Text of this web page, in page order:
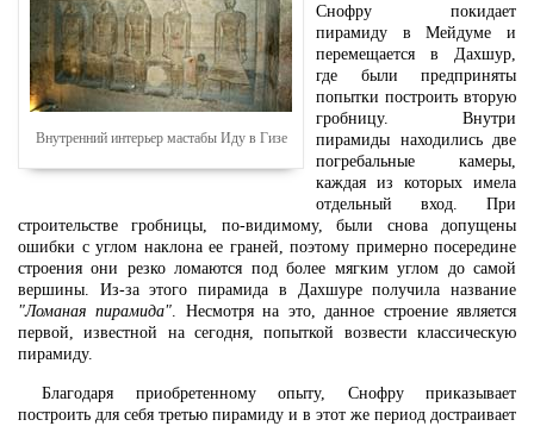
Внутренний интерьер мастабы Иду в Гизе
Снофру покидает
пирамиду в Мейдуме и
перемещается в Дахшур,
где были предприняты
попытки построить вторую
гробницу. Внутри
пирамиды находились две
погребальные камеры,
каждая из которых имела
отдельный вход. При
строительстве гробницы, по-видимому, были снова допущены
ошибки с углом наклона ее граней, поэтому примерно посередине
строения они резко ломаются под более мягким углом до самой
вершины. Из-за этого пирамида в Дахшуре получила название
"Ломаная пирамида" . Несмотря на это, данное строение является
первой, известной на сегодня, попыткой возвести классическую
пирамиду.
Благодаря приобретенному опыту, Снофру приказывает
построить для себя третью пирамиду и в этот же период достраивает